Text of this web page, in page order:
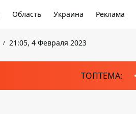
Область Украина Реклама
21:05, 4 Февраля 2023
ТОПТЕМА: